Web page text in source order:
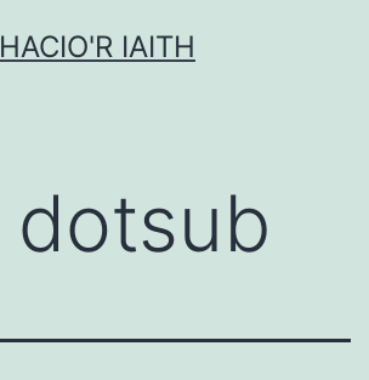
HACIO'R IAITH
dotsub